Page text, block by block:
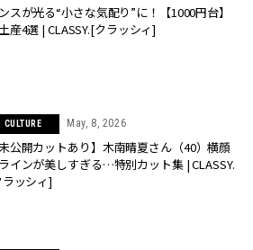
スが光る“小さな気配り”に！【1000円台】
産4選 | CLASSY.[クラッシィ]
CULTURE May, 8, 2026
未公開カットあり】木南晴夏さん（40）横顔
インが美しすぎる…特別カット集 | CLASSY.
ッシィ]